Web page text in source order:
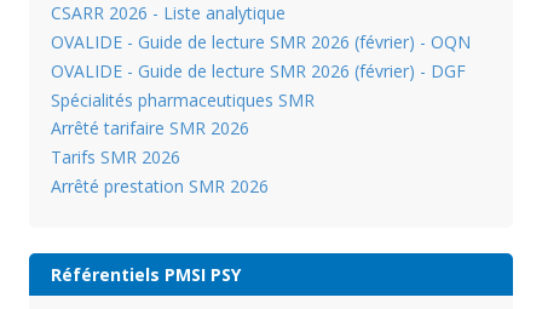
CSARR 2026 - Liste analytique
OVALIDE - Guide de lecture SMR 2026 (février) - OQN
OVALIDE - Guide de lecture SMR 2026 (février) - DGF
Spécialités pharmaceutiques SMR
Arrêté tarifaire SMR 2026
Tarifs SMR 2026
Arrêté prestation SMR 2026
Référentiels PMSI PSY